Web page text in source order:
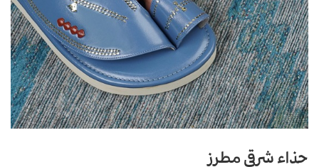
حذاء شرقي مطرز